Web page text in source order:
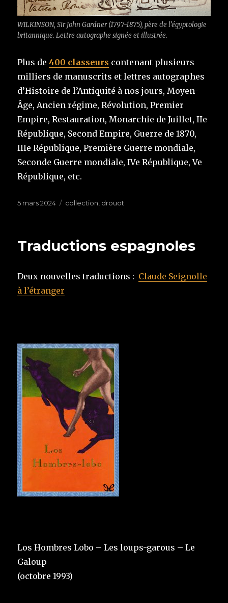
WILKINSON, Sir John Gardner (1797-1875), père de l’égyptologie
britannique. Lettre autographe signée et illustrée.
Plus de400 classeurs contenant plusieurs
milliers de manuscrits et lettres autographes
d’Histoire de l’Antiquité à nos jours, Moyen-
Âge, Ancien régime, Révolution, Premier
Empire, Restauration, Monarchie de Juillet, IIe
République, Second Empire, Guerre de 1870,
IIIe République, Première Guerre mondiale,
Seconde Guerre mondiale, IVe République, Ve
République, etc.
Publié
5 mars 2024 Étiquettes
collection drouot
Traductions espagnoles
Deux nouvelles traductions : Claude Seignolle
à l’étranger
Los Hombres Lobo – Les loups-garous – Le
Galoup
(octobre 1993)